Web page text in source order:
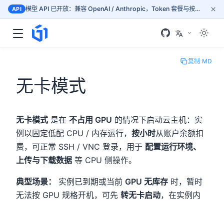
无卡模式
无卡模式 是在 不占用 GPU 的情况下启动云主机：实
例以固定低配 CPU / 内存运行， 按小时从账户余额扣
费，可正常 SSH / VNC 登录，用于 配置运行环境、
上传与下载数据 等 CPU 侧操作。
典型场景： 实例已到期或当前 GPU 无库存 时，暂时
无法按 GPU 规格开机，可先 转无卡启动，在实例内
API 模型 API 已开放：兼容 OpenAI / Anthropic，Token 套餐与按量计费，按文档接入 mass.gogpu.cn ×
复制 MD